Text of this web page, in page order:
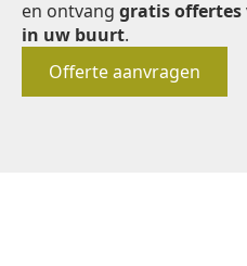
en ontvang gratis offertes
in uw buurt.
Offerte aanvragen